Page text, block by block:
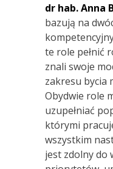
dr hab. Anna
bazują na
te role pełnić
znali swoje
zakresu bycia
Obydwie role
uzupełniać
którymi
wszystkim
jest zdolny do